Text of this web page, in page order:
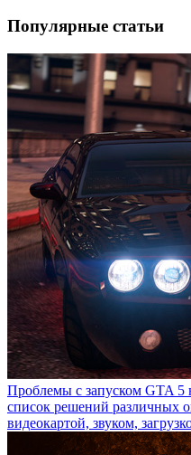
Популярные статьи
Проблемы с запуском GTA
список решений различных
видеокартой, звуком,